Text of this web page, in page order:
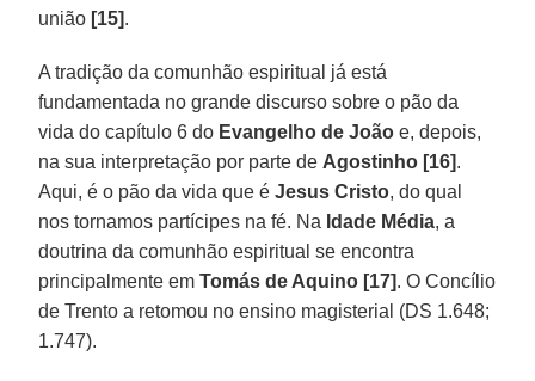
união [15].
A tradição da comunhão espiritual já está
fundamentada no grande discurso sobre o pão da
vida do capítulo 6 do Evangelho de João e, depois,
na sua interpretação por parte de Agostinho [16].
Aqui, é o pão da vida que éJesus Cristo, do qual
nos tornamos partícipes na fé. Na Idade Média, a
doutrina da comunhão espiritual se encontra
principalmente emTomás de Aquino [17]. O Concílio
de Trento a retomou no ensino magisterial (DS 1.648;
1.747).